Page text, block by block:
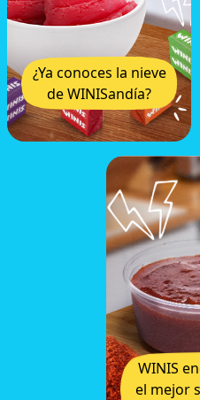
¿Ya conoces la nieve
de WINISandía?
WINIS
el mejor